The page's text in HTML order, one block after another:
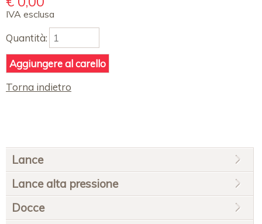
IVA esclusa
Quantità:
Torna indietro
Salta
la
navigazione
Lance
Lance alta pressione
Docce